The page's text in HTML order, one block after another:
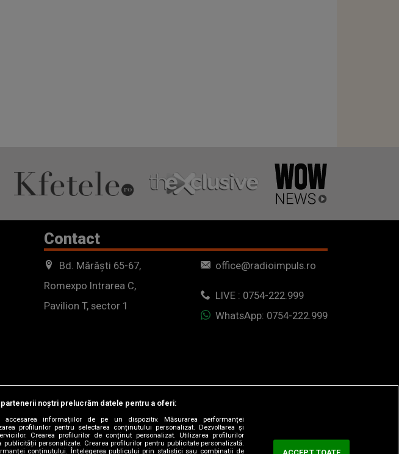
Contact
Bd. Mărăști 65-67,
Romexpo Intrarea C,
Pavilion T, sector 1
office@radioimpuls.ro
LIVE : 0754-222.999
WhatsApp: 0754-222.999
noștri prelucrăm datele pentru a oferi:
accesarea informațiilor de pe un dispozitiv. Măsurarea performanței
profilurilor pentru selectarea conținutului personalizat. Dezvoltarea și
Crearea profilurilor de conținut personalizat. Utilizarea profilurilor
publicității personalizate. Crearea profilurilor pentru publicitate personalizată.
conținutului. Înțelegerea publicului prin statistici sau combinații de